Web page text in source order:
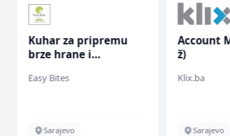
Kuhar za pripremu
brze hrane i
ž)
Easy Bites
Sarajevo
Account
ž)
Klix.ba
Sarajevo